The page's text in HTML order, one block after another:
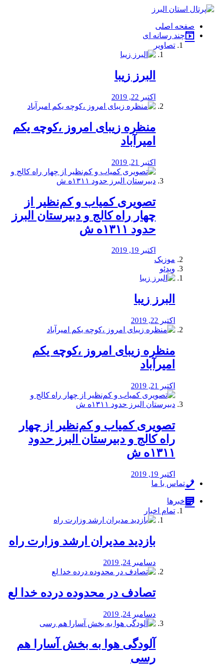
فصد
شرق
تهران
خشکشویی
صفحه اصلی
چند رسانه ای
تصاویر
البرز زیبا
اکتبر 22, 2019
منظره‌‌ زیبای امروز ،کوچه یکم
امیرآباد
اکتبر 21, 2019
️تصویری کمیاب و کم‌نظیر از
چهار راه كالج و دبيرستان البرز
حدود ۱۳۱۱ه ش
اکتبر 19, 2019
موزیک
ویدئو
البرز زیبا
اکتبر 22, 2019
منظره‌‌ زیبای امروز ،کوچه یکم
امیرآباد
اکتبر 21, 2019
️تصویری کمیاب و کم‌نظیر از چهار
راه كالج و دبيرستان البرز حدود
۱۳۱۱ه ش
اکتبر 19, 2019
تماس با ما
خبرها
تمام اخبار
بازدید مدیران ارشد وزارت راه
دسامبر 24, 2019
تصادف در محدوده درده خدا لع
دسامبر 24, 2019
آلودگی هوا به بخش آسارا هم
رسی